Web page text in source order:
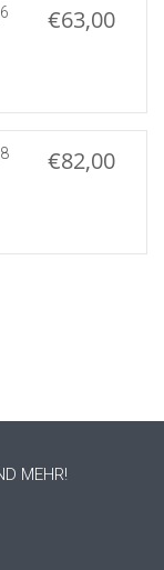
€63,00
€82,00
MEHR!